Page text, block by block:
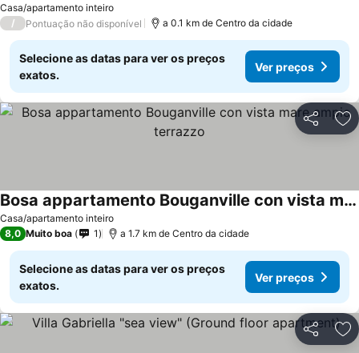
Casa/apartamento inteiro
/ Pontuação não disponível a 0.1 km de Centro da cidade
Selecione as datas para ver os preços
exatos.
Ver preços
Partilhar
Casa/apartamento inteiro
Bosa appartamento Bouganville con vista mare ampio terrazzo
8,0 Muito boa 1 a 1.7 km de Centro da cidade
Selecione as datas para ver os preços
exatos.
Ver preços
Partilhar